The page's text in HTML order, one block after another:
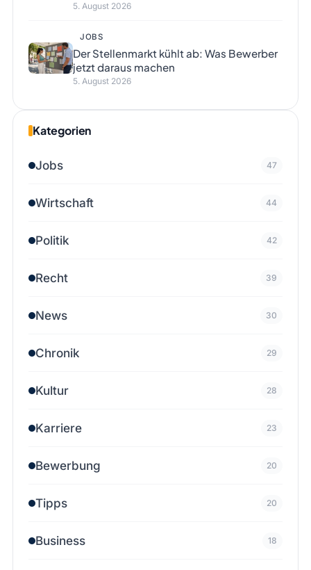
5. August 2026
JOBS
Der Stellenmarkt kühlt ab: Was Bewerber
jetzt daraus machen
5. August 2026
Kategorien
Jobs 47
Wirtschaft 44
Politik 42
Recht 39
News 30
Chronik 29
Kultur 28
Karriere 23
Bewerbung 20
Tipps 20
Business 18